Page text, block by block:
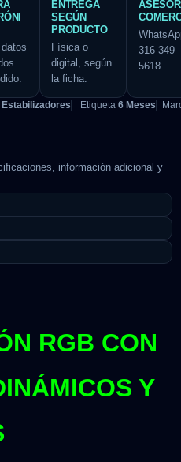
ENTREGA
SEGÚN
PRODUCTO
Física o
digital, según
la ficha.
316 349
5618.
Estabilizadores Etiqueta 6 Meses
información adicional y
RGB CON
Y